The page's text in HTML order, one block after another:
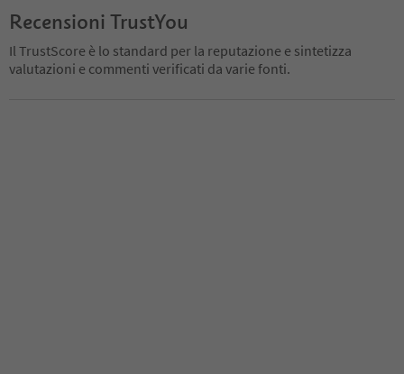
Recensioni TrustYou
Il TrustScore è lo standard per la reputazione e sintetizza
valutazioni e commenti verificati da varie fonti.